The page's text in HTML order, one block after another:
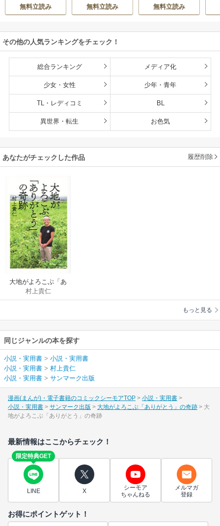
無料立読み
無料立読み
無料立読み
その他の人気ランキングをチェック！
総合ランキング メディア化
少女・女性 少年・青年
TL・レディコミ BL
異世界・転生 お色気
あなたがチェックした作品 履歴削除
大地がよろこぶ「あ
りがとう」の奇跡
村上貴仁
もっと見る
同じジャンルの本を探す
小説・実用書 > 小説・実用書
小説・実用書 > 村上貴仁
小説・実用書 > サンマーク出版
漫画(まんが)・電子書籍のコミックシーモアTOP
小説・実用書
小説・実用書
サンマーク出版 大地がよろこぶ「ありがとう」の奇跡
大
地がよろこぶ「ありがとう」の奇跡
最新情報はここからチェック！
限定特典GET
LINE X
シーモア
ちゃんねる
メルマガ
登録
お得にポイントゲット！